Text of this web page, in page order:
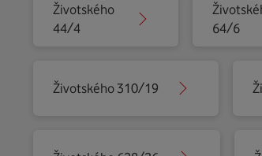
Životského
44/4
64/6
Životského 310/19